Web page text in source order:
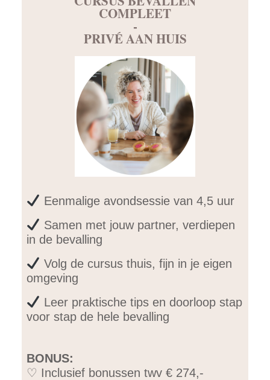
COMPLEET
-
PRIVÉ AAN HUIS
Eenmalige avondsessie van 4,5 uur
Samen met jouw partner, verdiepen
in de bevalling
Volg de cursus thuis, fijn in je eigen
omgeving
Leer praktische tips en doorloop stap
voor stap de hele bevalling
BONUS:
♡ Inclusief bonussen twv € 274,-